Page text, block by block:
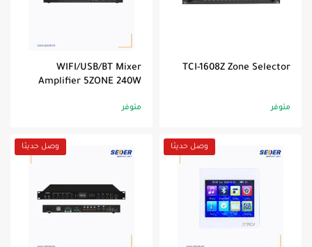
TCI-1608Z Zone Selector
متوفر
WIFI/USB/BT Mixer
Amplifier 5ZONE 240W
متوفر
وصل حديثا وصل حديثا